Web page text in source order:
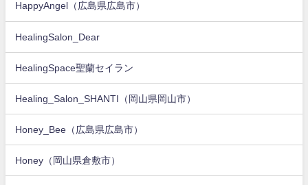
HappyAngel（広島県広島市）
HealingSalon_Dear
HealingSpace聖蘭セイラン
Healing_Salon_SHANTI（岡山県岡山市）
Honey_Bee（広島県広島市）
Honey（岡山県倉敷市）